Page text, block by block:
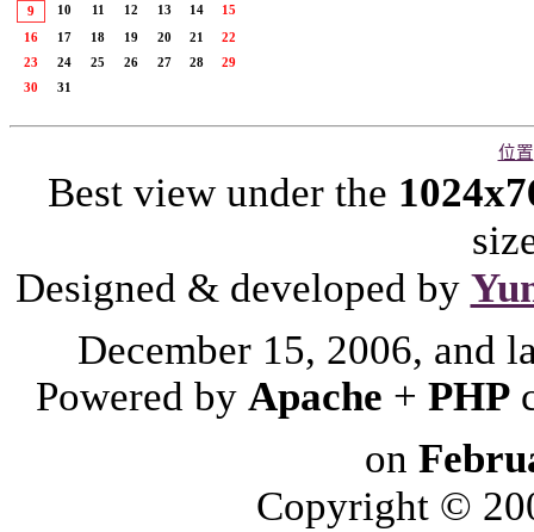
9
10 11 12 13 14
15
16
17 18 19 20 21
22
23
24 25 26 27 28
29
30
31
位置
Best view under the
Designed & developed by
December 15, 2006, and
Powered by Apache + PHP
on
Copyright ©